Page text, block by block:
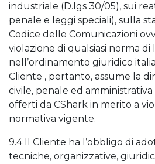
industriale (D.lgs 30/05), sui
penale e leggi speciali), sulla
Codice delle Comunicazioni
violazione di qualsiasi norma
nell’ordinamento giuridico
Cliente , pertanto, assume la
civile, penale ed amministrativa
offerti da CShark in merito a
normativa vigente.
9.4 Il Cliente ha l’obbligo di
tecniche, organizzative,